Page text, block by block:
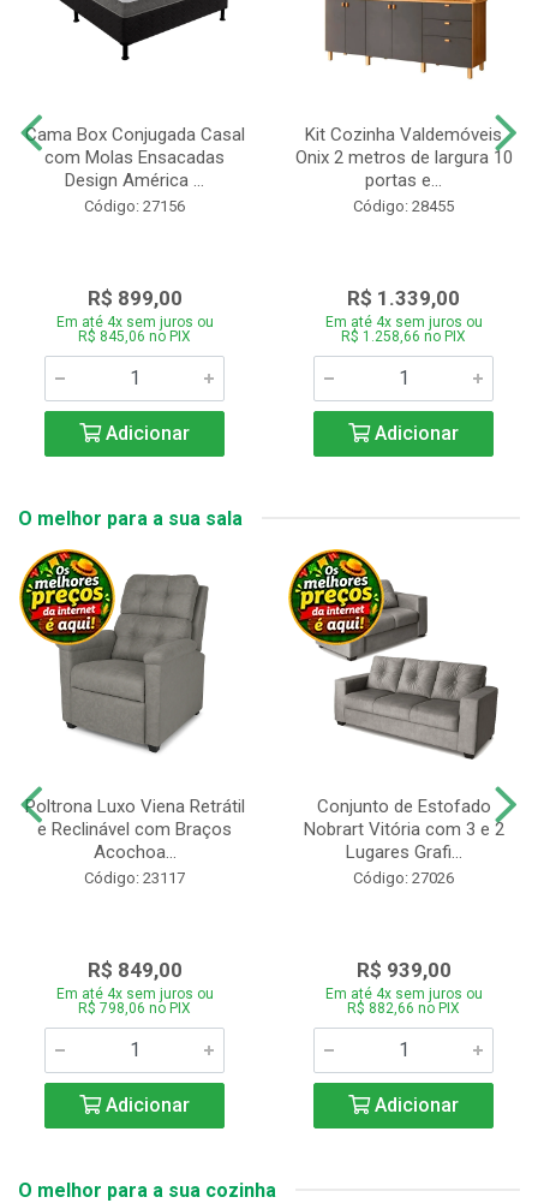
Cama Box Conjugada Casal
com Molas Ensacadas
Design América ...
Código: 27156
R$ 899,00
Em até 4x sem juros ou
R$ 845,06 no PIX
Adicionar
Kit Cozinha Valdemóveis
Onix 2 metros de largura 10
portas e...
Código: 28455
R$ 1.339,00
Em até 4x sem juros ou
R$ 1.258,66 no PIX
Adicionar
O melhor para a sua sala
Poltrona Luxo Viena Retrátil
e Reclinável com Braços
Acochoa...
Código: 23117
R$ 849,00
Em até 4x sem juros ou
R$ 798,06 no PIX
Adicionar
Conjunto de Estofado
Nobrart Vitória com 3 e 2
Lugares Grafi...
Código: 27026
R$ 939,00
Em até 4x sem juros ou
R$ 882,66 no PIX
Adicionar
O melhor para a sua cozinha